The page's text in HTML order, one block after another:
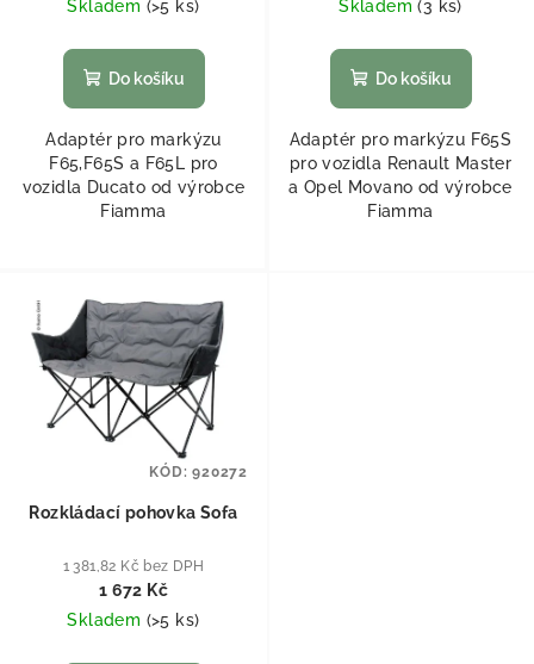
Skladem (>5 ks)
Do košíku
Adaptér pro markýzu
F65,F65S a F65L pro
vozidla Ducato od výrobce
Fiamma
Skladem(3 ks)
Do košíku
Adaptér pro markýzu F65S
pro vozidla Renault Master
a Opel Movano od výrobce
Fiamma
Rozkládací pohovka Sofa
1 381,82 Kč bez DPH
1 672 Kč
Skladem (>5 ks)
KÓD:920272